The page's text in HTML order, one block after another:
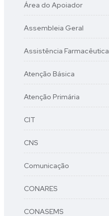
Área do Apoiador
Assembleia Geral
Assistência Farmacêutica
Atenção Básica
Atenção Primária
CIT
CNS
Comunicação
CONARES
CONASEMS